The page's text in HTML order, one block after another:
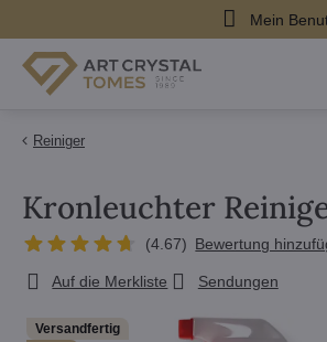
Mein
Reiniger
Versandfertig
Kronleuchter
(4.67) Bewertung
Auf die Merkliste Sendungen